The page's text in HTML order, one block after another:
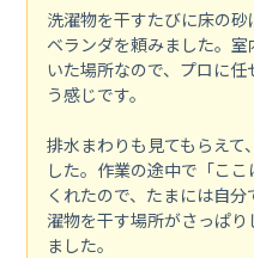
洗濯物を干すたびに床の砂
ベランダを頼みました。
いた場所なので、プロに
う感じです。
排水まわりも見てもらえて
した。作業の途中で「こ
くれたので、たまには自
濯物を干す場所がさっぱ
ました。